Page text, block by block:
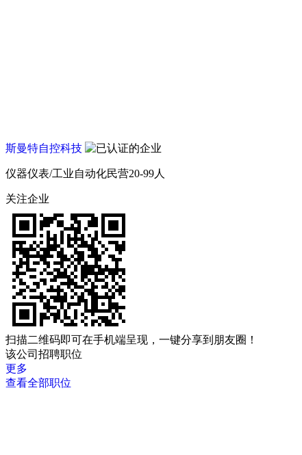
斯曼特自控科技
仪器仪表/工业自动化民营20-99人
关注企业
扫描二维码即可在手机端呈现，一键分享到朋友圈！
该公司招聘职位
更多
查看全部职位